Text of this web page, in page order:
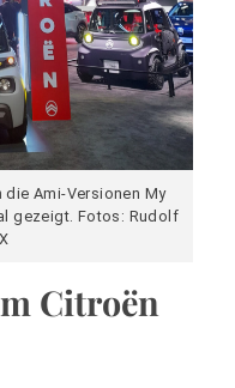
Ami-Versionen My
gezeigt. Fotos: Rudolf
Citroën